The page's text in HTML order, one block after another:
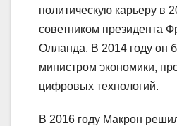
политическую карьеру в
советником президента
Олланда. В 2014 году он
министром экономики,
цифровых технологий.
В 2016 году Макрон